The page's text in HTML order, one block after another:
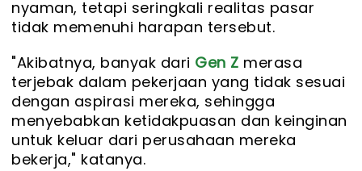
nyaman, tetapi seringkali realitas pasar
tidak memenuhi harapan tersebut.
"Akibatnya, banyak dari Gen Z merasa
terjebak dalam pekerjaan yang tidak sesuai
dengan aspirasi mereka, sehingga
menyebabkan ketidakpuasan dan keinginan
untuk keluar dari perusahaan mereka
bekerja," katanya.